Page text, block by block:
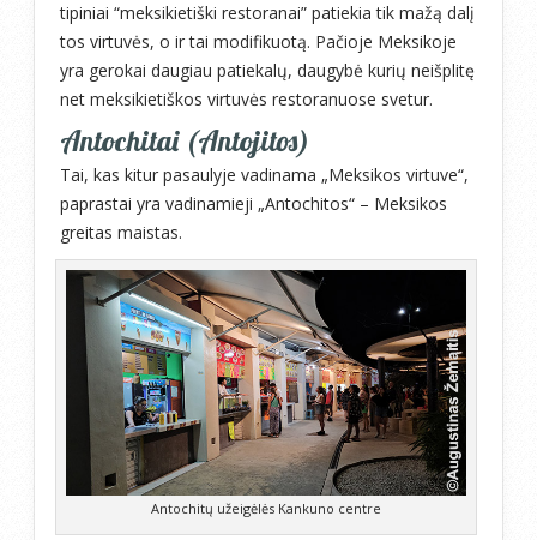
tipiniai “meksikietiški restoranai” patiekia tik mažą dalį
tos virtuvės, o ir tai modifikuotą. Pačioje Meksikoje
yra gerokai daugiau patiekalų, daugybė kurių neišplitę
net meksikietiškos virtuvės restoranuose svetur.
Antochitai (Antojitos)
Tai, kas kitur pasaulyje vadinama „Meksikos virtuve“,
paprastai yra vadinamieji „Antochitos“ – Meksikos
greitas maistas.
Antochitų užeigėlės Kankuno centre